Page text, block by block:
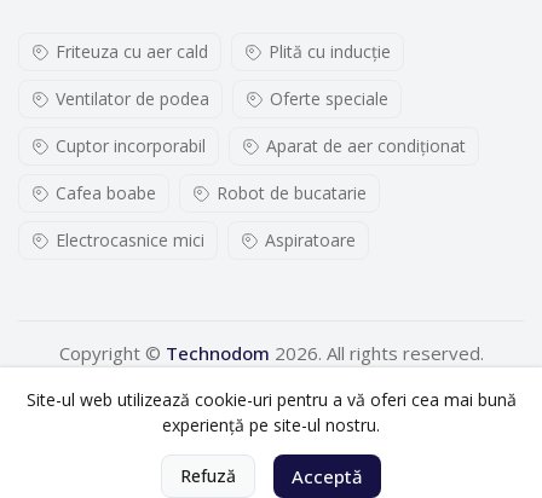
Friteuza cu aer cald Plită cu inducţie
Ventilator de podea Oferte speciale
Cuptor incorporabil Aparat de aer condiționat
Cafea boabe Robot de bucatarie
Electrocasnice mici Aspiratoare
Copyright © Technodom 2026. All rights reserved.
Site-ul web utilizează cookie-uri pentru a vă oferi cea mai bună
experiență pe site-ul nostru.
Refuză Acceptă